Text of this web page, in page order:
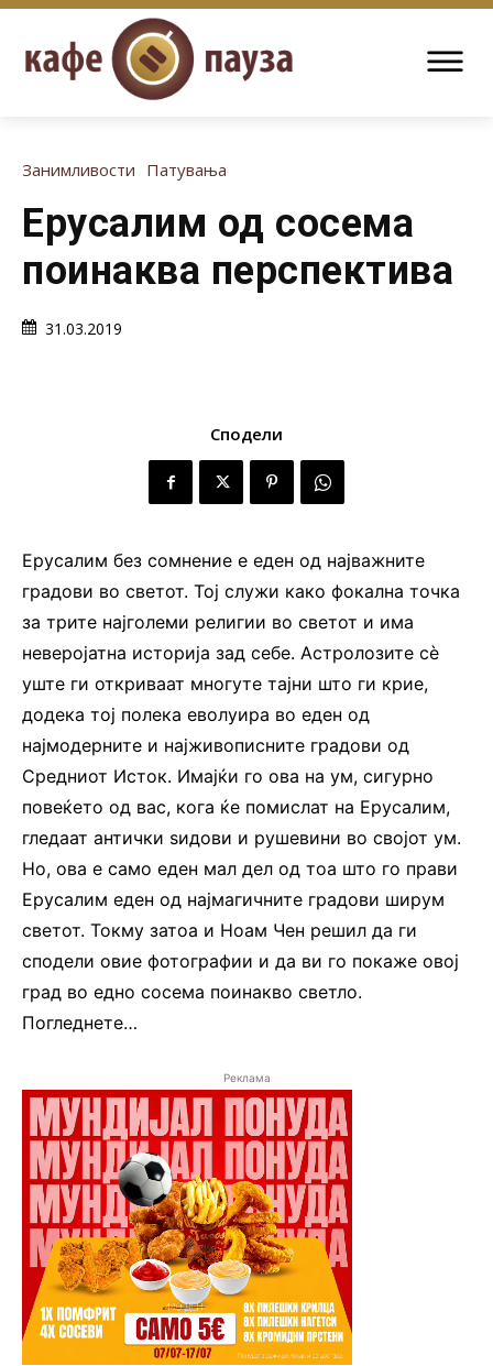
Занимливости Патувања
Ерусалим од сосема
поинаква перспектива
31.03.2019
Сподели
Ерусалим без сомнение е еден од најважните
градови во светот. Тој служи како фокална точка
за трите најголеми религии во светот и има
неверојатна историја зад себе. Астролозите сè
уште ги откриваат многуте тајни што ги крие,
додека тој полека еволуира во еден од
најмодерните и најживописните градови од
Средниот Исток. Имајќи го ова на ум, сигурно
повеќето од вас, кога ќе помислат на Ерусалим,
гледаат антички ѕидови и рушевини во својот ум.
Но, ова е само еден мал дел од тоа што го прави
Ерусалим еден од најмагичните градови ширум
светот. Токму затоа и Ноам Чен решил да ги
сподели овие фотографии и да ви го покаже овој
град во едно сосема поинакво светло.
Погледнете…
Реклама